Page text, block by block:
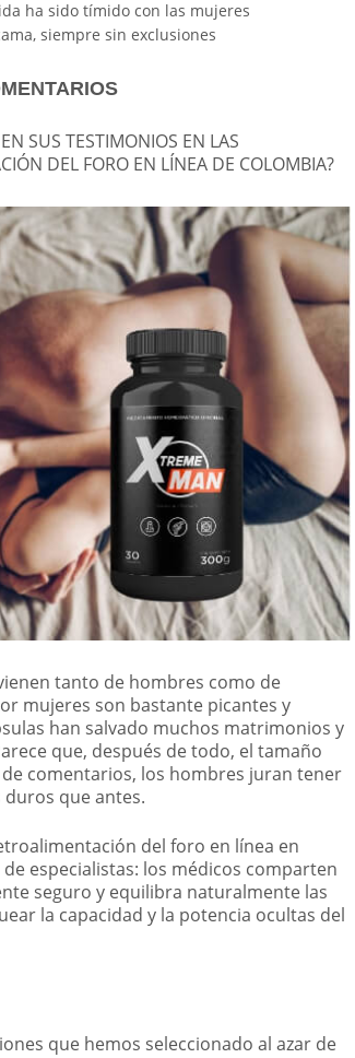
ha sido tímido con las mujeres
siempre sin exclusiones
SUS TESTIMONIOS EN LAS
DEL FORO EN LÍNEA DE COLOMBIA?
tanto de hombres como de
mujeres son bastante picantes y
han salvado muchos matrimonios y
que, después de todo, el tamaño
comentarios, los hombres juran tener
duros que antes.
del foro en línea en
especialistas: los médicos comparten
seguro y equilibra naturalmente las
la capacidad y la potencia ocultas del
que hemos seleccionado al azar de